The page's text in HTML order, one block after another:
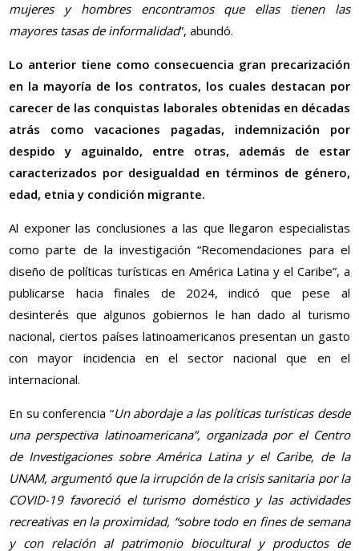
mujeres y hombres encontramos que ellas tienen las
mayores tasas de informalidad”, abundó.
Lo anterior tiene como consecuencia gran precarización
en la mayoría de los contratos, los cuales destacan por
carecer de las conquistas laborales obtenidas en décadas
atrás como vacaciones pagadas, indemnización por
despido y aguinaldo, entre otras, además de estar
caracterizados por desigualdad en términos de género,
edad, etnia y condición migrante.
Al exponer las conclusiones a las que llegaron especialistas
como parte de la investigación “Recomendaciones para el
diseño de políticas turísticas en América Latina y el Caribe”, a
publicarse hacia finales de 2024, indicó que pese al
desinterés que algunos gobiernos le han dado al turismo
nacional, ciertos países latinoamericanos presentan un gasto
con mayor incidencia en el sector nacional que en el
internacional.
En su conferencia “Un abordaje a las políticas turísticas desde
una perspectiva latinoamericana”, organizada por el Centro
de Investigaciones sobre América Latina y el Caribe, de la
UNAM, argumentó que la irrupción de la crisis sanitaria por la
COVID-19 favoreció el turismo doméstico y las actividades
recreativas en la proximidad, “sobre todo en fines de semana
y con relación al patrimonio biocultural y productos de